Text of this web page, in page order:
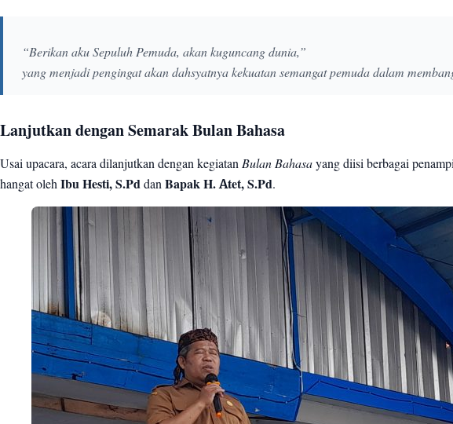
“Berikan aku Sepuluh Pemuda, akan kuguncang dunia,”
yang menjadi pengingat akan dahsyatnya kekuatan semangat pemuda dalam
Lanjutkan dengan Semarak Bulan Bahasa
Usai upacara, acara dilanjutkan dengan kegiatan Bulan Bahasa yang diisi berbagai
hangat oleh Ibu Hesti, S.Pd dan Bapak H. Atet, S.Pd.